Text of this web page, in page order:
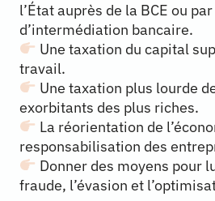
l’État auprès de la BCE ou
d’intermédiation bancaire.
Une taxation du capital
travail.
Une taxation plus lourde
exorbitants des plus riches.
La réorientation de
responsabilisation des
Donner des moyens pour
fraude, l’évasion et